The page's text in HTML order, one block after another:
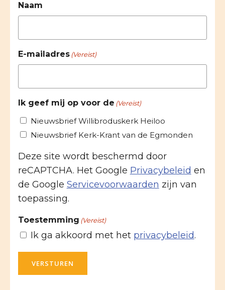
Naam
E-mailadres (Vereist)
Ik geef mij op voor de (Vereist)
Nieuwsbrief Willibroduskerk Heiloo
Nieuwsbrief Kerk-Krant van de Egmonden
Deze site wordt beschermd door
reCAPTCHA. Het Google Privacybeleid en
de Google Servicevoorwaarden zijn van
toepassing.
Toestemming (Vereist)
Ik ga akkoord met het privacybeleid.
VERSTUREN